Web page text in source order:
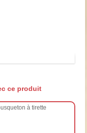
ce produit
à tirette